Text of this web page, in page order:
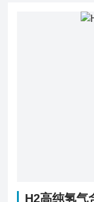
H2高纯氢气